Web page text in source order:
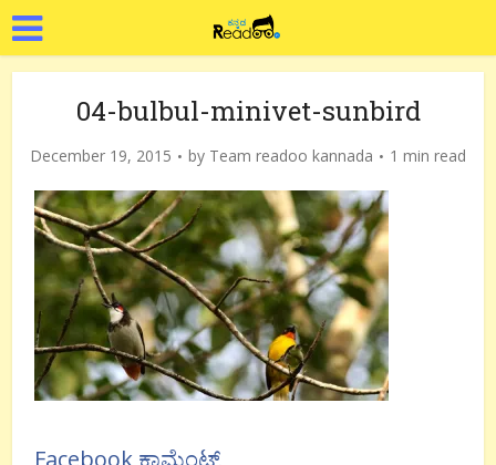
04-bulbul-minivet-sunbird
December 19, 2015 by Team readoo kannada 1 min read
Facebook ಕಾಮೆಂಟ್ಸ್